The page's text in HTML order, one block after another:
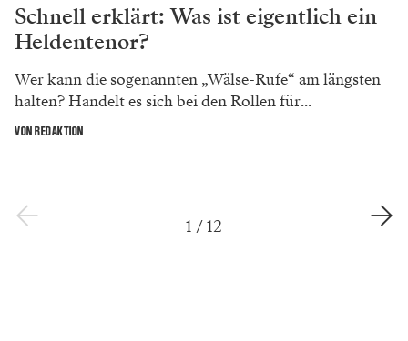
Schnell erklärt: Was ist eigentlich ein
Heldentenor?
Wer kann die sogenannten „Wälse-Rufe“ am längsten
halten? Handelt es sich bei den Rollen für...
VON REDAKTION
1 /12